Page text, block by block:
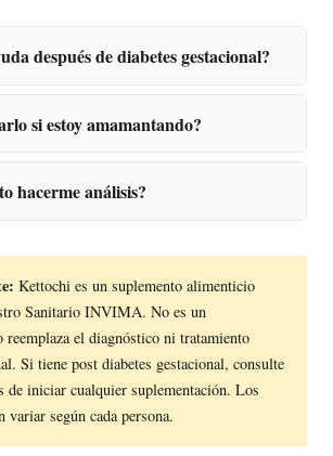
después de diabetes gestacional?
si estoy amamantando?
hacerme análisis?
Kettochi es un suplemento alimenticio
Sanitario INVIMA. No es un
reemplaza el diagnóstico ni tratamiento
Si tiene post diabetes gestacional, consulte
de iniciar cualquier suplementación. Los
variar según cada persona.